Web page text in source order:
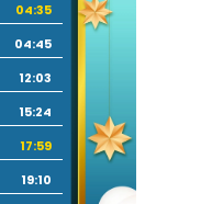
04:35
04:45
12:03
15:24
17:59
19:10